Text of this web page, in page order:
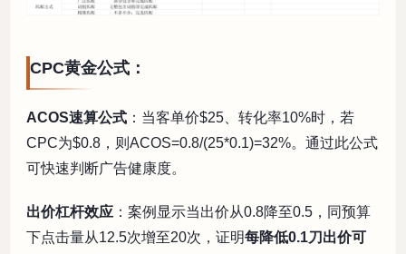
CPC黄金公式：
ACOS速算公式 ：当客单价$25、转化率10%时，若
CPC为$0.8，则ACOS=0.8/(25*0.1)=32%。通过此公式
可快速判断广告健康度。
出价杠杆效应 ：案例显示当出价从0.8降至0.5，同预算
下点击量从12.5次增至20次，证明每降低0.1刀出价可